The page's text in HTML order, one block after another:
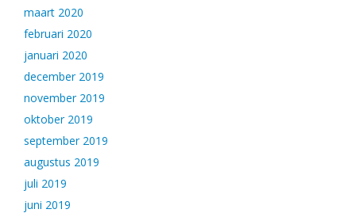
maart 2020
februari 2020
januari 2020
december 2019
november 2019
oktober 2019
september 2019
augustus 2019
juli 2019
juni 2019